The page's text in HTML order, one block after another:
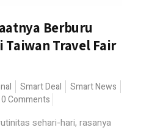
Berburu
Travel Fair
Smart Deal
Smart News
0 Comments
sehari-hari, rasanya